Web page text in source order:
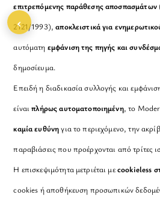
επιτρεπόμενης παράθεσης αποσπασμάτων
2121/1993), αποκλειστικά για
αυτόματη εμφάνιση της πηγής και
δημοσίευμα.
Επειδή η διαδικασία συλλογής και
είναιπλήρως αυτοματοποιημένη, το
καμία ευθύνηγια το περιεχόμενο, την
παραβιάσεις που προέρχονται από τρίτες
Η επισκεψιμότητα μετριέται μεcookieless
cookies ή αποθήκευση προσωπικών
‹